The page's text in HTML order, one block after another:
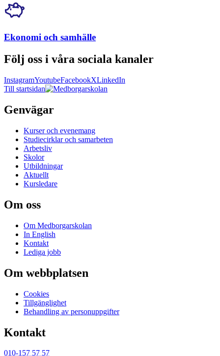
Ekonomi och samhälle
Följ oss i våra sociala kanaler
InstagramYoutubeFacebookXLinkedIn
Till startsidan
Genvägar
Kurser och evenemang
Studiecirklar och samarbeten
Arbetsliv
Skolor
Utbildningar
Aktuellt
Kursledare
Om oss
Om Medborgarskolan
In English
Kontakt
Lediga jobb
Om webbplatsen
Cookies
Tillgänglighet
Behandling av personuppgifter
Kontakt
010-157 57 57